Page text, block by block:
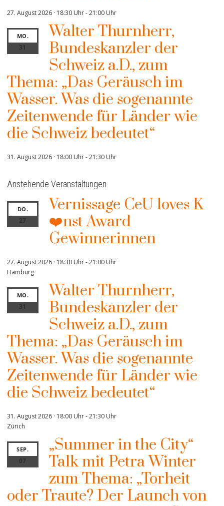
27. August 2026 · 18:30 Uhr-21:00 Uhr
MO.
31
Walter Thurnherr,
Bundeskanzler der
Schweiz a.D., zum
Thema: „Das Geräusch im
Wasser. Was die sogenannte
Zeitenwende für Länder wie
die Schweiz bedeutet“
31. August 2026 · 18:00 Uhr-21:30 Uhr
Anstehende Veranstaltungen
DO.
27
Vernissage CeU loves K
❤️nst Award
Gewinnerinnen
27. August 2026 · 18:30 Uhr-21:00 Uhr
Hamburg
MO.
31
Walter Thurnherr,
Bundeskanzler der
Schweiz a.D., zum
Thema: „Das Geräusch im
Wasser. Was die sogenannte
Zeitenwende für Länder wie
die Schweiz bedeutet“
31. August 2026 · 18:00 Uhr-21:30 Uhr
Zürich
SEP.
07
„Summer in the City“
Talk mit Petra Winter
zum Thema: „Torheit
oder Traute? Der Launch von